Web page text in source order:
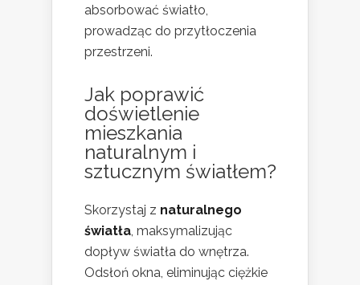
absorbować światło,
prowadząc do przytłoczenia
przestrzeni.
Jak poprawić
doświetlenie
mieszkania
naturalnym i
sztucznym światłem?
Skorzystaj z naturalnego
światła, maksymalizując
dopływ światła do wnętrza.
Odsłoń okna, eliminując ciężkie